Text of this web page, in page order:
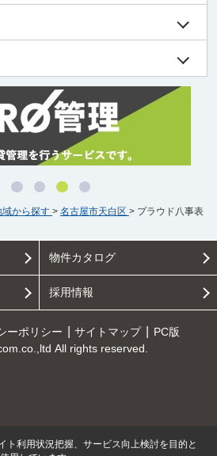
域から探す > 名古屋市天白区 > プラウド八事表
物件カタログ
採用情報
ーポリシー サイトマップ
PC版
All rights reserved.
ト利用状況把握、サービス向上検討を目的と